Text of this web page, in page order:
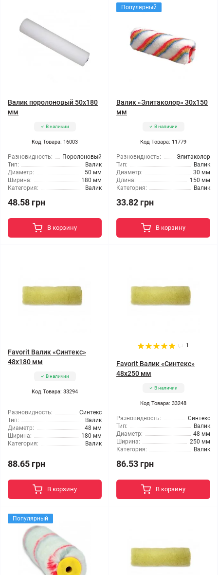
Валик поролоновый 50x180
мм
В наличии
Код Товара: 16003
Разновидность:
Поролоновый
Тип:
Валик
Диаметр:
50 мм
Ширина:
180 мм
Категория:
Валик
48.58 грн
В корзину
Популярный
Валик «Элитаколор» 30x150
мм
В наличии
Код Товара: 11779
Разновидность:
Элитаколор
Тип:
Валик
Диаметр:
30 мм
Длина:
150 мм
Категория:
Валик
33.82 грн
В корзину
Favorit Валик «Синтекс»
48x180 мм
В наличии
Код Товара: 33294
Разновидность:
Синтекс
Тип:
Валик
Диаметр:
48 мм
Ширина:
180 мм
Категория:
Валик
88.65 грн
В корзину
1
Favorit Валик «Синтекс»
48x250 мм
В наличии
Код Товара: 33248
Разновидность:
Синтекс
Тип:
Валик
Диаметр:
48 мм
Ширина:
250 мм
Категория:
Валик
86.53 грн
В корзину
Популярный